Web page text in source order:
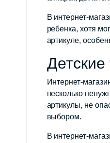
В интернет-
ребенка, хотя
артикуле,
Интернет-
несколько
артикулы, не
выбором.
В интернет-